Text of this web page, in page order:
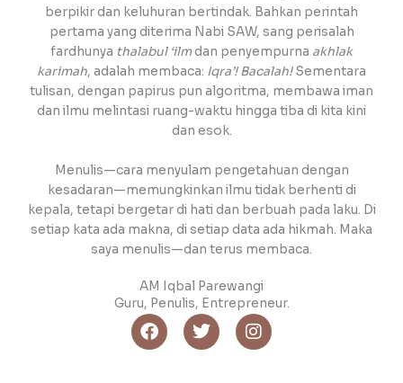
berpikir dan keluhuran bertindak. Bahkan perintah
pertama yang diterima Nabi SAW, sang perisalah
fardhunya thalabul ‘ilmdan penyempurna akhlak
karimah, adalah membaca: Iqra’! Bacalah! Sementara
tulisan, dengan papirus pun algoritma, membawa iman
dan ilmu melintasi ruang-waktu hingga tiba di kita kini
dan esok.
Menulis—cara menyulam pengetahuan dengan
kesadaran—memungkinkan ilmu tidak berhenti di
kepala, tetapi bergetar di hati dan berbuah pada laku. Di
setiap kata ada makna, di setiap data ada hikmah. Maka
saya menulis—dan terus membaca.
AM Iqbal Parewangi
Guru, Penulis, Entrepreneur.
F
a
c
T
w
i
I
n
s